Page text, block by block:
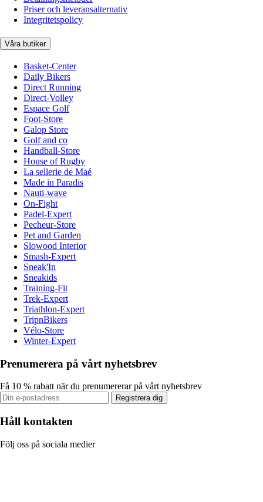
Priser och leveransalternativ
Integritetspolicy
Våra butiker
Basket-Center
Daily Bikers
Direct Running
Direct-Volley
Espace Golf
Foot-Store
Galop Store
Golf and co
Handball-Store
House of Rugby
La sellerie de Maé
Made in Paradis
Nauti-wave
On-Fight
Padel-Expert
Pecheur-Store
Pet and Garden
Slowood Interior
Smash-Expert
Sneak'In
Sneakids
Training-Fit
Trek-Expert
Triathlon-Expert
TripnBikers
Vélo-Store
Winter-Expert
Prenumerera på vårt nyhetsbrev
Få 10 % rabatt när du prenumererar på vårt nyhetsbrev
Registrera dig
Håll kontakten
Följ oss på sociala medier